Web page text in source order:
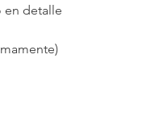
en detalle